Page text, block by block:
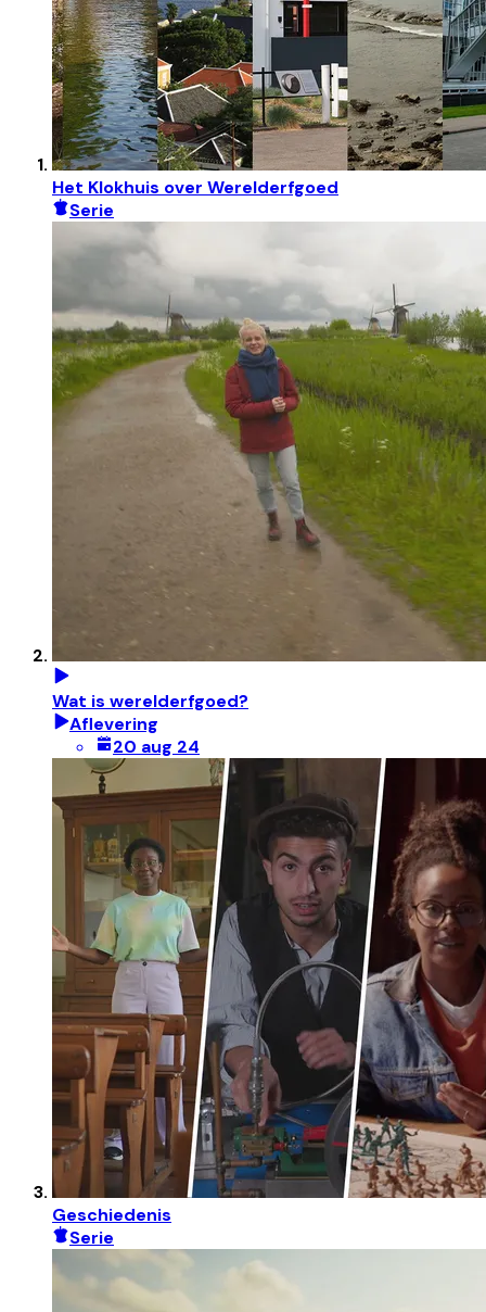
Het Klokhuis over Werelderfgoed
Serie
Wat is werelderfgoed?
Aflevering
20 aug 24
Geschiedenis
Serie